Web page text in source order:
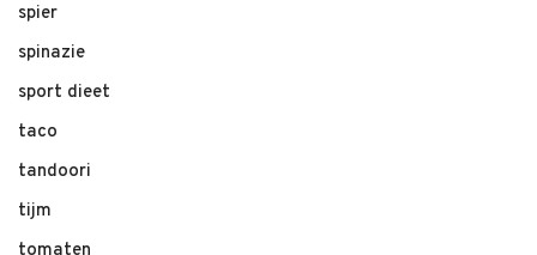
spier
spinazie
sport dieet
taco
tandoori
tijm